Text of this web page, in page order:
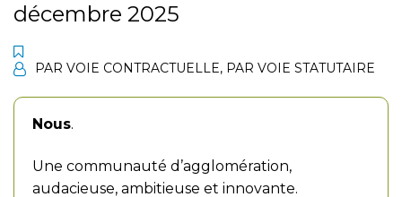
décembre 2025
PAR VOIE CONTRACTUELLE, PAR VOIE STATUTAIRE
Nous.
Une communauté d’agglomération,
audacieuse, ambitieuse et innovante.